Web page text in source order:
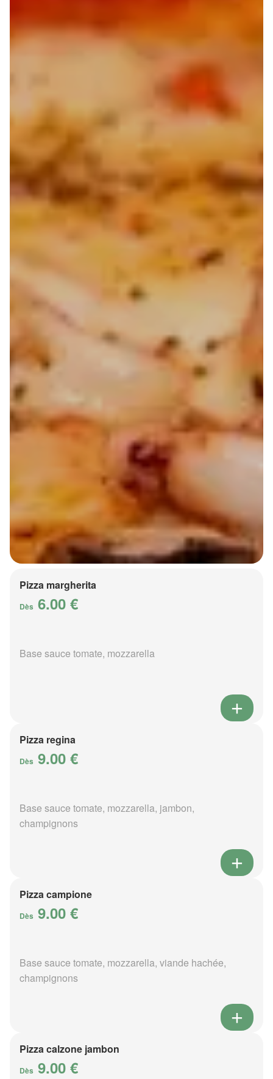
Pizza margherita
Dès 6.00 €
Base sauce tomate, mozzarella
Pizza regina
Dès 9.00 €
Base sauce tomate, mozzarella, jambon,
champignons
Pizza campione
Dès 9.00 €
Base sauce tomate, mozzarella, viande hachée,
champignons
Pizza calzone jambon
Dès 9.00 €